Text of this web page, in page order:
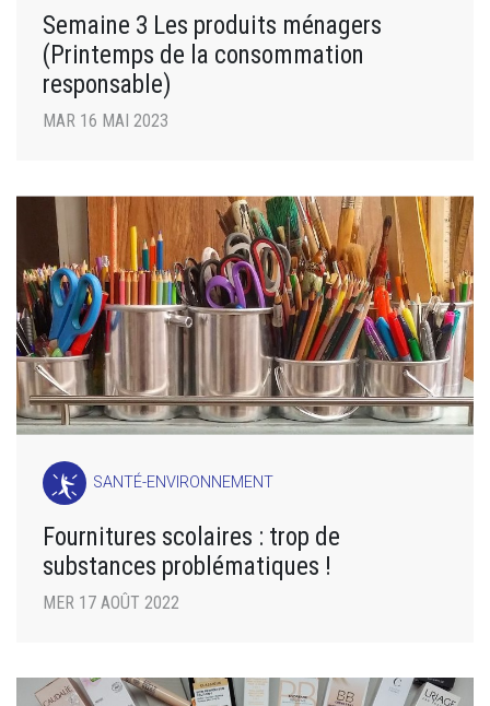
Semaine 3 Les produits ménagers
(Printemps de la consommation
responsable)
MAR 16 MAI 2023
SANTÉ-ENVIRONNEMENT
Fournitures scolaires : trop de
substances problématiques !
MER 17 AOÛT 2022